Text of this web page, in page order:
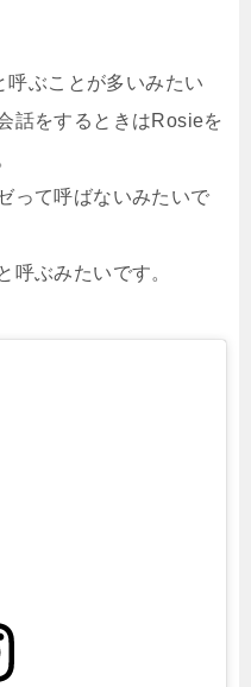
ぶことが多いみたい
話をするときはRosieを
って呼ばないみたいで
呼ぶみたいです。